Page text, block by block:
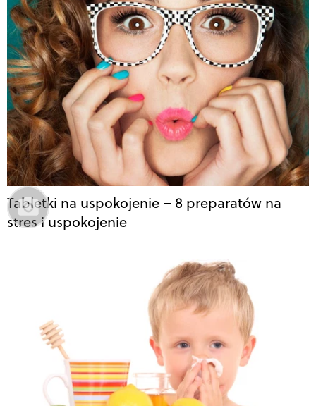
Tabletki na uspokojenie – 8 preparatów na
stres i uspokojenie